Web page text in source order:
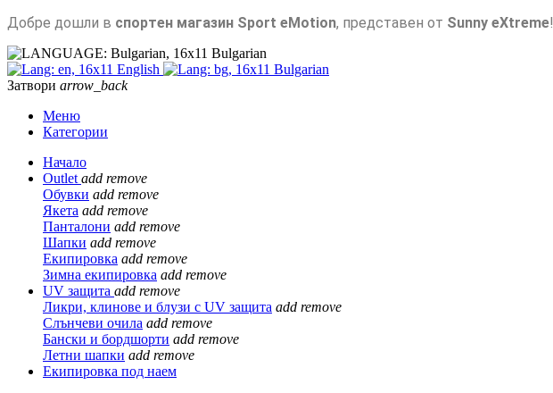
Добре дошли в спортен магазин Sport eMotion, представен от Sunny eXtreme!
Bulgarian
English
Bulgarian
Затвори arrow_back
Меню
Категории
Начало
Outlet add remove
Обувки add remove
Якета add remove
Панталони add remove
Шапки add remove
Екипировка add remove
Зимна екипировка add remove
UV защита add remove
Ликри, клинове и блузи с UV защита add remove
Слънчеви очила add remove
Бански и бордшорти add remove
Летни шапки add remove
Екипировка под наем